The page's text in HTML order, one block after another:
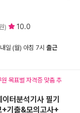
) 10.0
내일 (월) 아침 7시 출근
원 목표별 자격증 맞춤 추
터분석기사 필기
기출&모의고사+